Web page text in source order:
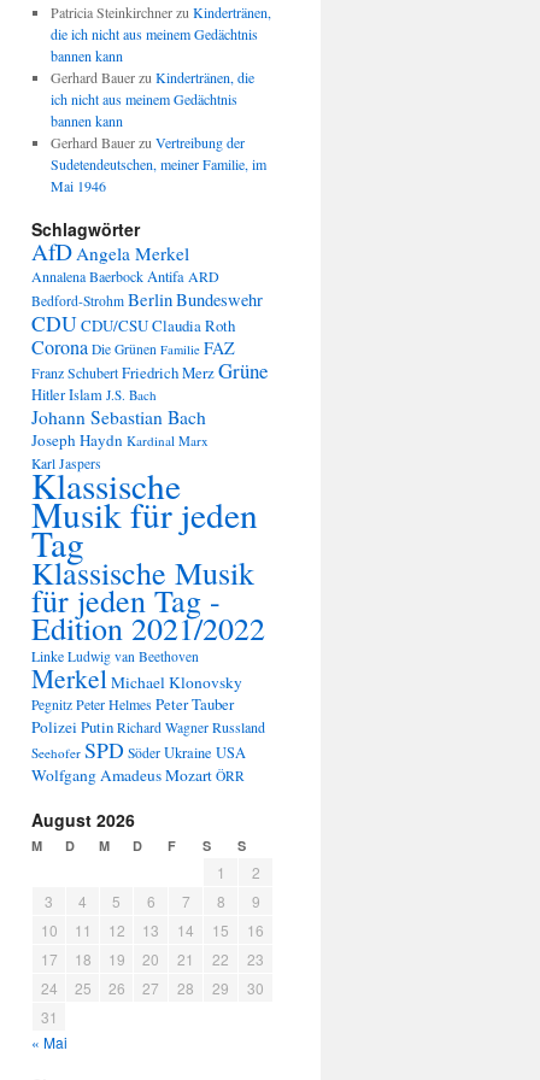
Patricia Steinkirchnerzu Kindertränen,
die ich nicht aus meinem Gedächtnis
bannen kann
Gerhard Bauerzu Kindertränen, die
ich nicht aus meinem Gedächtnis
bannen kann
Gerhard Bauerzu Vertreibung der
Sudetendeutschen, meiner Familie, im
Mai 1946
Schlagwörter
AfDAngela Merkel
Annalena BaerbockAntifa ARD
Bedford-Strohm BerlinBundeswehr
CDUCDU/CSUClaudia Roth
Corona Die Grünen Familie FAZ
Franz SchubertFriedrich MerzGrüne
HitlerIslam J.S. Bach
Johann Sebastian Bach
Joseph Haydn Kardinal Marx
Karl Jaspers
Klassische
Musik für jeden
Tag
Klassische Musik
für jeden Tag -
Edition 2021/2022
Linke Ludwig van Beethoven
MerkelMichael Klonovsky
Pegnitz Peter HelmesPeter Tauber
PolizeiPutin Richard Wagner Russland
Seehofer SPD Söder Ukraine USA
Wolfgang Amadeus Mozart ÖRR
August 2026
M D M D F S S
1
2
3
4 5 6 7 8
9
10
11 12 13 14 15
16
17
18 19 20 21 22
23
24
25 26 27 28 29
30
31
« Mai